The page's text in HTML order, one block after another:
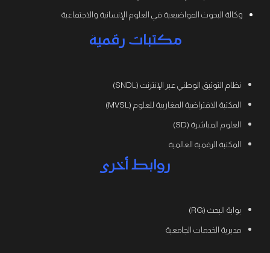
وكالة البحوث المواضيعية في العلوم الإنسانية والاجتماعية
مكتبات رقمية
نظام التوثيق الوطني عبر الإنترنت (SNDL)
المكتبة الافتراضية المغاربية للعلوم (MVSL)
العلوم المباشرة (SD)
المكتبة الرقمية العالمية
روابط أخرى
بوابة البحث (RG)
مديرية الخدمات الجامعية